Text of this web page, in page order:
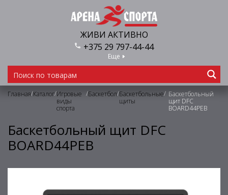
ЖИВИ АКТИВНО
+375 29 797-44-44
Еще
Главная/Каталог/Игровые
виды
спорта
/Баскетбол/Баскетбольные
щиты
/ Баскетбольный
щит DFC
BOARD44PEB
Баскетбольный щит DFC
BOARD44PEB